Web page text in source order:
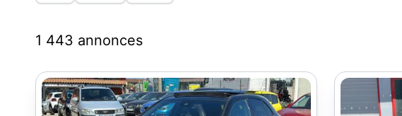
1 443 annonces